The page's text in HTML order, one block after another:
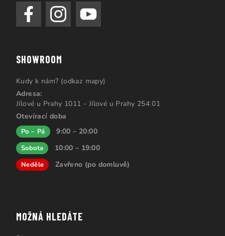
SHOWROOM
Kudy k nám? (odkaz mapy)
Adresa:
Jílové u Prahy 1011 - Jílové u Prahy 254 01
Otevírací doba
Po – Pá 9:00 – 20:00
Sobota 10:00 – 19:00
Neděle Zavřeno (po domluvě)
MOŽNÁ HLEDÁTE